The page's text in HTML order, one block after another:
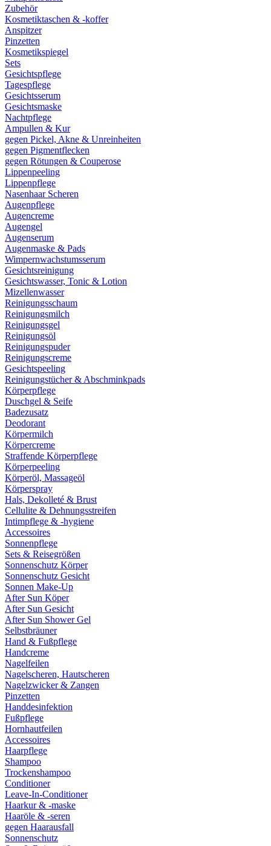
Zubehör
Kosmetiktaschen & -koffer
Anspitzer
Pinzetten
Kosmetikspiegel
Sets
Gesichtspflege
Tagespflege
Gesichtsserum
Gesichtsmaske
Nachtpflege
Ampullen & Kur
gegen Pickel, Akne & Unreinheiten
gegen Pigmentflecken
gegen Rötungen & Couperose
Lippenpeeling
Lippenpflege
Nasenhaar Scheren
Augenpflege
Augencreme
Augengel
Augenserum
Augenmaske & Pads
Wimpernwachstumsserum
Gesichtsreinigung
Gesichtswasser, Tonic & Lotion
Mizellenwasser
Reinigungsschaum
Reinigungsmilch
Reinigungsgel
Reinigungsöl
Reinigungspuder
Reinigungscreme
Gesichtspeeling
Reinigungstücher & Abschminkpads
Körperpflege
Duschgel & Seife
Badezusatz
Deodorant
Körpermilch
Körpercreme
Straffende Körperpflege
Körperpeeling
Körperöl, Massageöl
Körperspray
Hals, Dekolleté & Brust
Cellulite & Dehnungsstreifen
Intimpflege & -hygiene
Accessoires
Sonnenpflege
Sets & Reisegrößen
Sonnenschutz Körper
Sonnenschutz Gesicht
Sonnen Make-Up
After Sun Köper
After Sun Gesicht
After Sun Shower Gel
Selbstbräuner
Hand & Fußpflege
Handcreme
Nagelfeilen
Nagelscheren, Hautscheren
Nagelzwicker & Zangen
Pinzetten
Handdesinfektion
Fußpflege
Hornhautfeilen
Accessoires
Haarpflege
Shampoo
Trockenshampoo
Conditioner
Leave-In-Conditioner
Haarkur & -maske
Haaröle & -seren
gegen Haarausfall
Sonnenschutz